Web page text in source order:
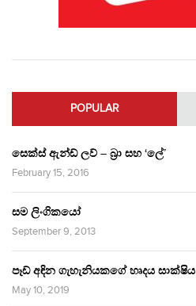
POPULAR
සෙක්ස් ඇන්ඩ් ලව් – බ්‍රා සහ ‘ලේ’
February 15, 2016
සම ලිංගිකයෝ
September 9, 2013
පෑඩ් අඳින ගැහැනියකගේ හෘදය සාක්ෂිය
May 10, 2019